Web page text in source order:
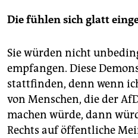
Die fühlen sich glatt
Sie würden nicht
empfangen. Diese
stattfinden, denn wenn
von Menschen, die der
machen würde, dann
Rechts auf öffentliche